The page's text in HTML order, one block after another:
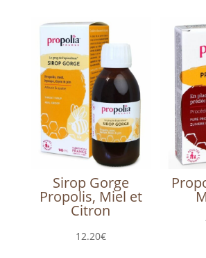
Sirop Gorge
Propolis, Miel et
Citron
12.20€